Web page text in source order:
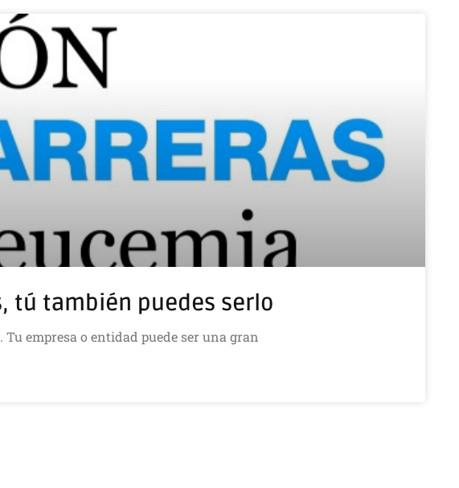
tú también puedes serlo
empresa o entidad puede ser una gran